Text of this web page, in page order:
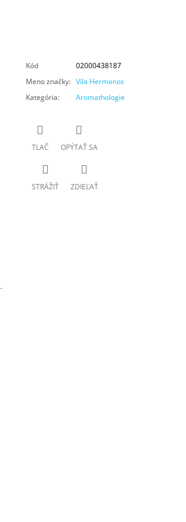
Kód
02000438187
Meno značky: Vila Hermanos
Kategória: Aromathologie
TLAČ OPÝTAŤ SA
STRÁŽIŤ ZDIEĽAŤ